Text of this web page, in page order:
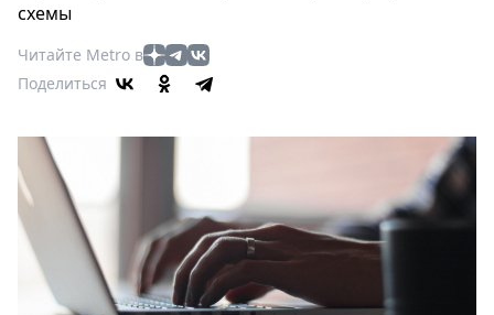
Выставки
Пресс-
О
Стримы
Спецпроекты
Звезды
Выборы
2026
схемы
Читайте Metro в
Поделиться